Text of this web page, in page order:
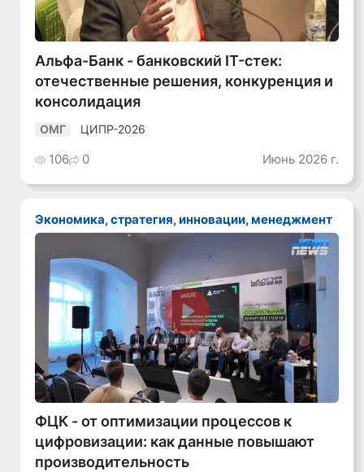
Альфа-Банк - банковский IT-стек:
отечественные решения, конкуренция и
консолидация
ОМГ ЦИПР-2026
106 0 Июнь 2026 г.
Экономика, стратегия, инновации, менеджмент
Смотреть видео
ФЦК - от оптимизации процессов к
цифровизации: как данные повышают
производительность